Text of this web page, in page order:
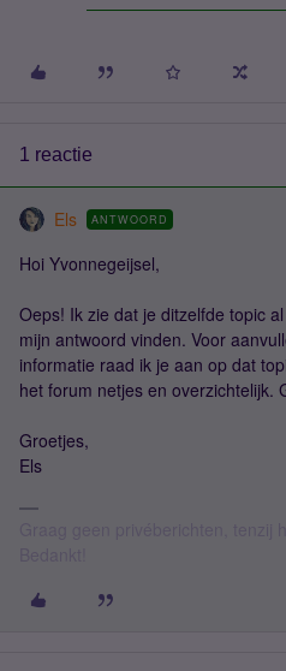
1 reactie
Els ANTWOORD
Hoi Yvonnegeijsel,
Oeps! Ik zie dat je ditzelfde topic
mijn antwoord vinden. Voor
informatie raad ik je aan op dat
het forum netjes en overzichtelijk.
Groetjes,
Els